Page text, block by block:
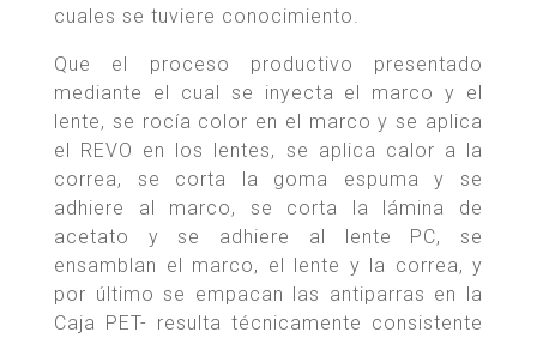
cuales se tuviere conocimiento.
Que el proceso productivo presentado
mediante el cual se inyecta el marco y el
lente, se rocía color en el marco y se aplica
el REVO en los lentes, se aplica calor a la
correa, se corta la goma espuma y se
adhiere al marco, se corta la lámina de
acetato y se adhiere al lente PC, se
ensamblan el marco, el lente y la correa, y
por último se empacan las antiparras en la
Caja PET- resulta técnicamente consistente